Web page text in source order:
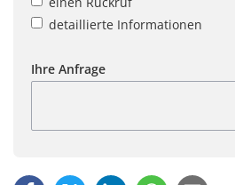
detaillierte Informationen
Ihre Anfrage